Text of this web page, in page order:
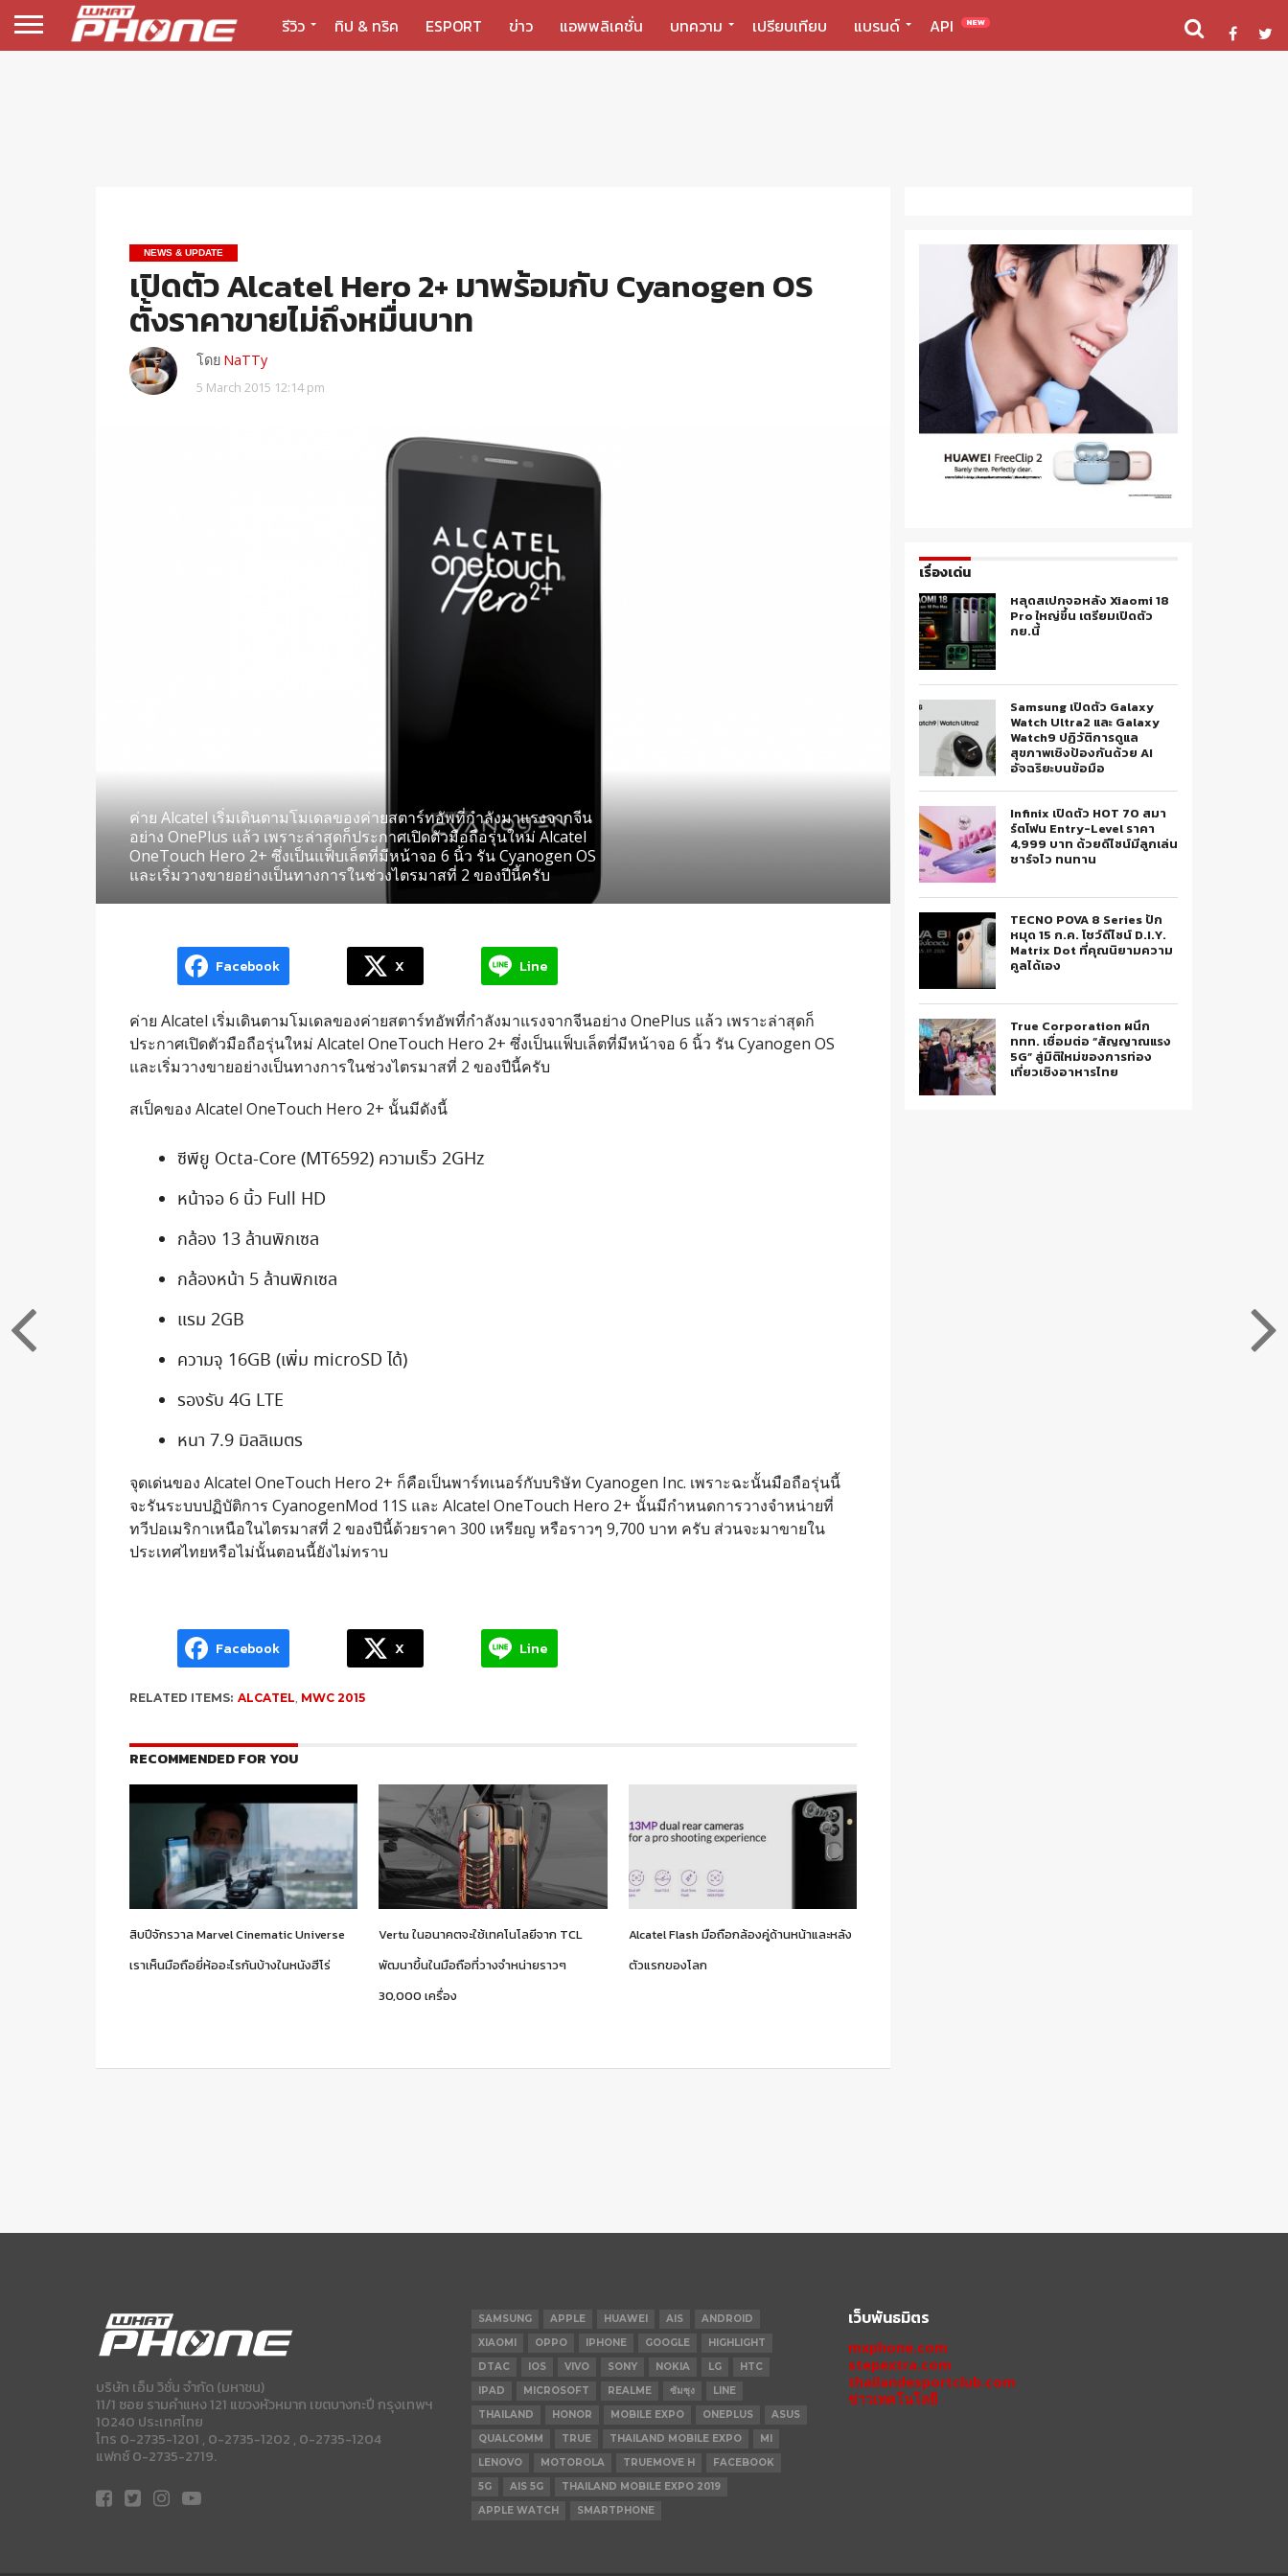
รีวิว ทิป & ทริค ESPORT ข่าว แอพพลิเคชั่น บทความ เปรียบเทียบ แบรนด์ API NEW
NEWS & UPDATE
เปิดตัว Alcatel Hero 2+ มาพร้อมกับ Cyanogen OS
ตั้งราคาขายไม่ถึงหมื่นบาท
โดย NaTTy
5 March 2015 12:14 pm
ค่าย Alcatel เริ่มเดินตามโมเดลของค่ายสตาร์ทอัพที่กำลังมาแรงจากจีน
อย่าง OnePlus แล้ว เพราะล่าสุดก็ประกาศเปิดตัวมือถือรุ่นใหม่ Alcatel
OneTouch Hero 2+ ซึ่งเป็นแฟ็บเล็ตที่มีหน้าจอ 6 นิ้ว รัน Cyanogen OS
และเริ่มวางขายอย่างเป็นทางการในช่วงไตรมาสที่ 2 ของปีนี้ครับ
Facebook X Line
ค่าย Alcatel เริ่มเดินตามโมเดลของค่ายสตาร์ทอัพที่กำลังมาแรงจากจีนอย่าง OnePlus แล้ว เพราะล่าสุดก็
ประกาศเปิดตัวมือถือรุ่นใหม่ Alcatel OneTouch Hero 2+ ซึ่งเป็นแฟ็บเล็ตที่มีหน้าจอ 6 นิ้ว รัน Cyanogen OS
และเริ่มวางขายอย่างเป็นทางการในช่วงไตรมาสที่ 2 ของปีนี้ครับ
สเป็คของ Alcatel OneTouch Hero 2+ นั้นมีดังนี้
ซีพียู Octa-Core (MT6592) ความเร็ว 2GHz
หน้าจอ 6 นิ้ว Full HD
กล้อง 13 ล้านพิกเซล
กล้องหน้า 5 ล้านพิกเซล
แรม 2GB
ความจุ 16GB (เพิ่ม microSD ได้)
รองรับ 4G LTE
หนา 7.9 มิลลิเมตร
จุดเด่นของ Alcatel OneTouch Hero 2+ ก็คือเป็นพาร์ทเนอร์กับบริษัท Cyanogen Inc. เพราะฉะนั้นมือถือรุ่นนี้
จะรันระบบปฏิบัติการ CyanogenMod 11S และ Alcatel OneTouch Hero 2+ นั้นมีกำหนดการวางจำหน่ายที่
ทวีปอเมริกาเหนือในไตรมาสที่ 2 ของปีนี้ด้วยราคา 300 เหรียญ หรือราวๆ 9,700 บาท ครับ ส่วนจะมาขายใน
ประเทศไทยหรือไม่นั้นตอนนี้ยังไม่ทราบ
Facebook X Line
RELATED ITEMS: ALCATEL, MWC 2015
RECOMMENDED FOR YOU
สิบปีจักรวาล Marvel Cinematic Universe
เราเห็นมือถือยี่ห้ออะไรกันบ้างในหนังฮีโร่
Vertu ในอนาคตจะใช้เทคโนโลยีจาก TCL
พัฒนาขึ้นในมือถือที่วางจำหน่ายราวๆ
30,000 เครื่อง
Alcatel Flash มือถือกล้องคู่ด้านหน้าและหลัง
ตัวแรกของโลก
เรื่องเด่น
หลุดสเปกจอหลัง Xiaomi 18
Pro ใหญ่ขึ้น เตรียมเปิดตัว
กย.นี้
Samsung เปิดตัว Galaxy
Watch Ultra2 และ Galaxy
Watch9 ปฏิวัติการดูแล
สุขภาพเชิงป้องกันด้วย AI
อัจฉริยะบนข้อมือ
Infinix เปิดตัว HOT 70 สมา
ร์ตโฟน Entry-Level ราคา
4,999 บาท ด้วยดีไซน์มีลูกเล่น
ชาร์จไว ทนทาน
TECNO POVA 8 Series ปัก
หมุด 15 ก.ค. โชว์ดีไซน์ D.I.Y.
Matrix Dot ที่คุณนิยามความ
คูลได้เอง
True Corporation ผนึก
ททท. เชื่อมต่อ “สัญญาณแรง
5G” สู่มิติใหม่ของการท่อง
เที่ยวเชิงอาหารไทย
บริษัท เอ็ม วิชั่น จำกัด (มหาชน)
11/1 ซอย รามคำแหง 121 แขวงหัวหมาก เขตบางกะปี กรุงเทพฯ
10240 ประเทศไทย
โทร 0-2735-1201 , 0-2735-1202 , 0-2735-1204
แฟกซ์ 0-2735-2719.
SAMSUNG APPLE HUAWEI AIS
ANDROID
XIAOMI
OPPO IPHONE GOOGLE
HIGHLIGHT
DTAC
IOS VIVO SONY NOKIA LG
HTC
IPAD
MICROSOFT REALME ซัมซุง
LINE
THAILAND
HONOR MOBILE EXPO ONEPLUS
ASUS
QUALCOMM
TRUE THAILAND MOBILE EXPO
MI
LENOVO
MOTOROLA TRUEMOVE H
FACEBOOK
5G
AIS 5G
THAILAND MOBILE EXPO 2019
APPLE WATCH
SMARTPHONE
เว็บพันธมิตร
mxphone.com
stepextra.com
thailandesportclub.com
ข่าวเทคโนโลยี